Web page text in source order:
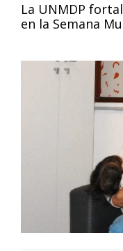
La UNMDP
en la Semana